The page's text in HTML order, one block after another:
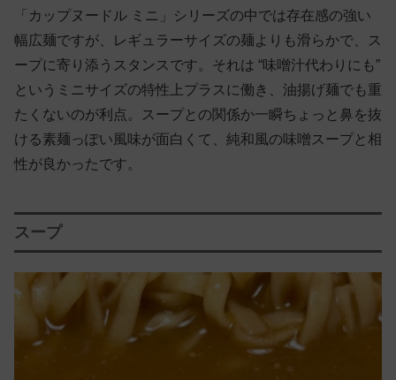
「カップヌードル ミニ」シリーズの中では存在感の強い
幅広麺ですが、レギュラーサイズの麺よりも滑らかで、ス
ープに寄り添うスタンスです。それは “味噌汁代わりにも”
というミニサイズの特性上プラスに働き、油揚げ麺でも重
たくないのが利点。スープとの関係か一瞬ちょっと鼻を抜
ける素麺っぽい風味が面白くて、純和風の味噌スープと相
性が良かったです。
スープ